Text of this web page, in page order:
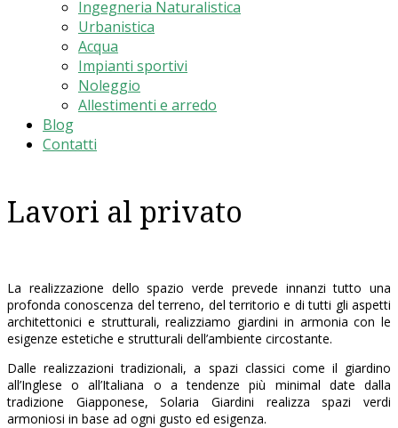
Ingegneria Naturalistica
Urbanistica
Acqua
Impianti sportivi
Noleggio
Allestimenti e arredo
Blog
Contatti
Lavori al privato
La realizzazione dello spazio verde prevede innanzi tutto una
profonda conoscenza del terreno, del territorio e di tutti gli aspetti
architettonici e strutturali, realizziamo giardini in armonia con le
esigenze estetiche e strutturali dell’ambiente circostante.
Dalle realizzazioni tradizionali, a spazi classici come il giardino
all’Inglese o all’Italiana o a tendenze più minimal date dalla
tradizione Giapponese, Solaria Giardini realizza spazi verdi
armoniosi in base ad ogni gusto ed esigenza.